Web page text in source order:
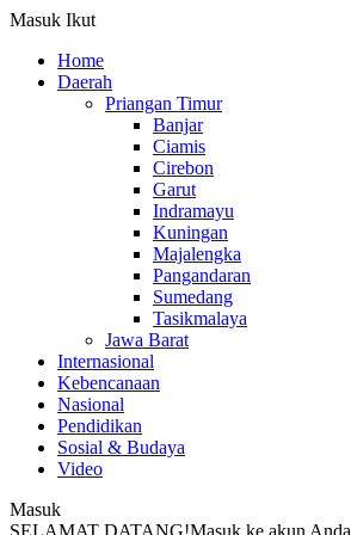
Masuk Ikut
Home
Daerah
Priangan Timur
Banjar
Ciamis
Cirebon
Garut
Indramayu
Kuningan
Majalengka
Pangandaran
Sumedang
Tasikmalaya
Jawa Barat
Internasional
Kebencanaan
Nasional
Pendidikan
Sosial & Budaya
Video
Masuk
SELAMAT DATANG!Masuk ke akun Anda